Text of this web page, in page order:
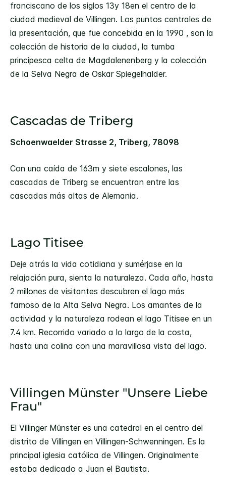
franciscano de los siglos 13y 18en el centro de la
ciudad medieval de Villingen. Los puntos centrales de
la presentación, que fue concebida en la 1990 , son la
colección de historia de la ciudad, la tumba
principesca celta de Magdalenenberg y la colección
de la Selva Negra de Oskar Spiegelhalder.
Cascadas de Triberg
Schoenwaelder Strasse 2, Triberg, 78098
Con una caída de 163m y siete escalones, las
cascadas de Triberg se encuentran entre las
cascadas más altas de Alemania.
Lago Titisee
Deje atrás la vida cotidiana y sumérjase en la
relajación pura, sienta la naturaleza. Cada año, hasta
2 millones de visitantes descubren el lago más
famoso de la Alta Selva Negra. Los amantes de la
actividad y la naturaleza rodean el lago Titisee en un
7.4 km. Recorrido variado a lo largo de la costa,
hasta una colina con una maravillosa vista del lago.
Villingen Münster "Unsere Liebe
Frau"
El Villinger Münster es una catedral en el centro del
distrito de Villingen en Villingen-Schwenningen. Es la
principal iglesia católica de Villingen. Originalmente
estaba dedicado a Juan el Bautista.